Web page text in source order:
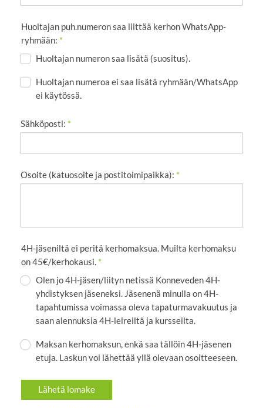
Huoltajan puh.numeron saa liittää kerhon WhatsApp-
ryhmään: *
Huoltajan numeron saa lisätä (suositus).
Huoltajan numeroa ei saa lisätä ryhmään/WhatsApp
ei käytössä.
Sähköposti: *
Osoite (katuosoite ja postitoimipaikka): *
4H-jäseniltä ei peritä kerhomaksua. Muilta kerhomaksu
on 45€/kerhokausi.*
Olen jo 4H-jäsen/liityn netissä Konneveden 4H-
yhdistyksen jäseneksi. Jäsenenä minulla on 4H-
tapahtumissa voimassa oleva tapaturmavakuutus ja
saan alennuksia 4H-leireiltä ja kursseilta.
Maksan kerhomaksun, enkä saa tällöin 4H-jäsenen
etuja. Laskun voi lähettää yllä olevaan osoitteeseen.
Lähetä lomake